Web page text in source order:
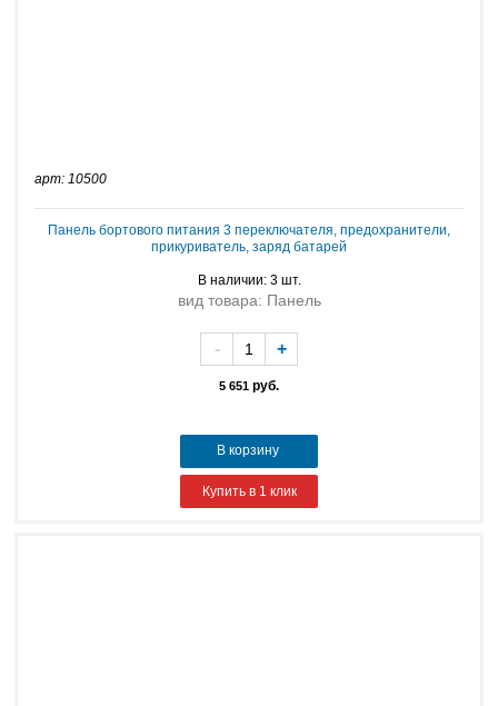
арт: 10500
Панель бортового питания 3 переключателя, предохранители,
прикуриватель, заряд батарей
В наличии: 3 шт.
вид товара: Панель
5 651 руб.
- +
В корзину
Купить в 1 клик